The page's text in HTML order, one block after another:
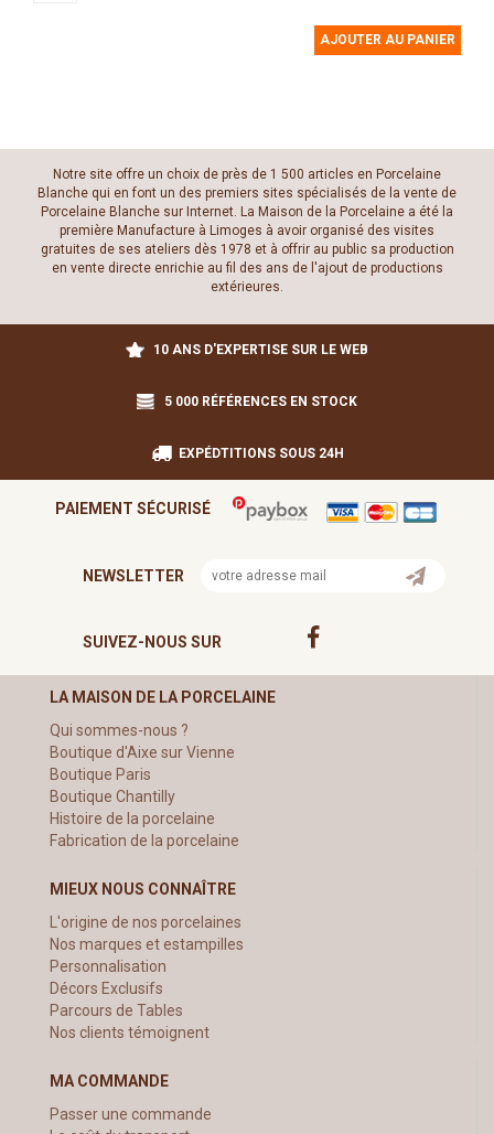
AJOUTER AU PANIER
Notre site offre un choix de près de 1 500 articles en Porcelaine
Blanche qui en font un des premiers sites spécialisés de la vente de
Porcelaine Blanche sur Internet. La Maison de la Porcelaine a été la
première Manufacture à Limoges à avoir organisé des visites
gratuites de ses ateliers dès 1978 et à offrir au public sa production
en vente directe enrichie au fil des ans de l'ajout de productions
extérieures.
10 ANS D'EXPERTISE SUR LE WEB
5 000 RÉFÉRENCES EN STOCK
EXPÉDTITIONS SOUS 24H
PAIEMENT SÉCURISÉ
NEWSLETTER
SUIVEZ-NOUS SUR
LA MAISON DE LA PORCELAINE
Qui sommes-nous ?
Boutique d'Aixe sur Vienne
Boutique Paris
Boutique Chantilly
Histoire de la porcelaine
Fabrication de la porcelaine
MIEUX NOUS CONNAÎTRE
L'origine de nos porcelaines
Nos marques et estampilles
Personnalisation
Décors Exclusifs
Parcours de Tables
Nos clients témoignent
MA COMMANDE
Passer une commande